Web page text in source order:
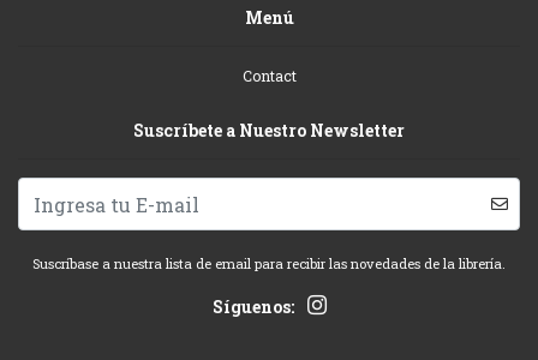
Menú
Contact
Suscríbete a Nuestro Newsletter
Suscríbase a nuestra lista de email para recibir las novedades de la librería.
Síguenos: